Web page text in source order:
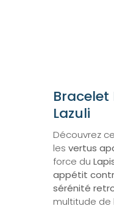
Bracelet
Lazuli
Découvrez
les vertus
force du
appétit
sérénité
multitude de